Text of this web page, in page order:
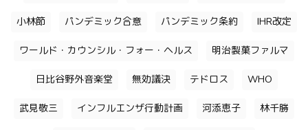
小林節 パンデミック合意 パンデミック条約 IHR改定
ワールド・カウンシル・フォー・ヘルス 明治製菓ファルマ
日比谷野外音楽堂 無効議決 テドロス WHO
武見敬三 インフルエンザ行動計画 河添恵子 林千勝